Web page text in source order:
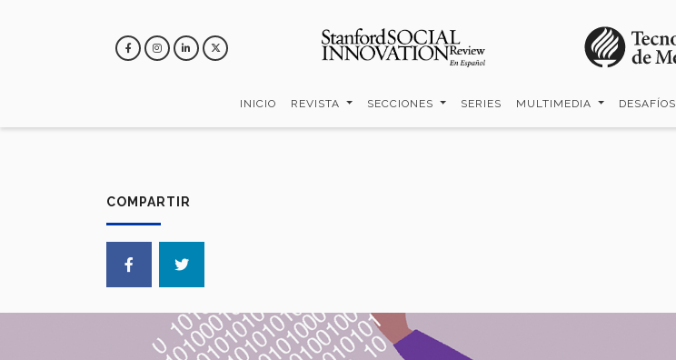
INICIO REVISTA SECCIONES SERIES MULTIMEDIA DESAFÍOS
COMPARTIR